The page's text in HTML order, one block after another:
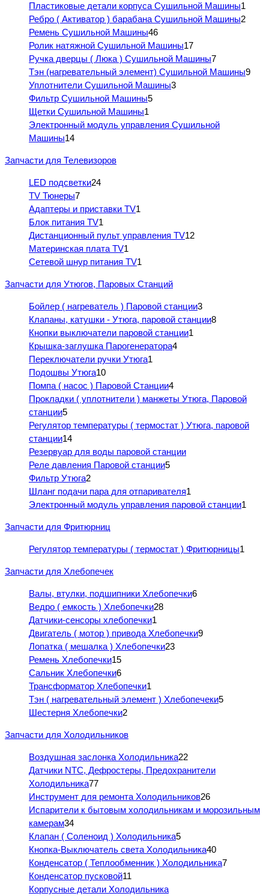
Пластиковые детали корпуса Сушильной Машины1
Ребро ( Активатор ) барабана Сушильной Машины2
Ремень Сушильной Машины46
Ролик натяжной Сушильной Машины17
Ручка дверцы ( Люка ) Сушильной Машины7
Тэн (нагревательный элемент) Сушильной Машины9
Уплотнители Сушильной Машины3
Фильтр Сушильной Машины5
Щетки Сушильной Машины1
Электронный модуль управления Сушильной
Машины14
Запчасти для Телевизоров
LED подсветки24
TV Тюнеры7
Адаптеры и приставки TV1
Блок питания TV1
Дистанционный пульт управления TV12
Материнская плата TV1
Сетевой шнур питания TV1
Запчасти для Утюгов, Паровых Станций
Бойлер ( нагреватель ) Паровой станции3
Клапаны, катушки - Утюга, паровой станции8
Кнопки выключатели паровой станции1
Крышка-заглушка Парогенератора4
Переключатели ручки Утюга1
Подошвы Утюга10
Помпа ( насос ) Паровой Станции4
Прокладки ( уплотнители ) манжеты Утюга, Паровой
станции5
Регулятор температуры ( термостат ) Утюга, паровой
станции14
Резервуар для воды паровой станции
Реле давления Паровой станции5
Фильтр Утюга2
Шланг подачи пара для отпаривателя1
Электронный модуль управления паровой станции1
Запчасти для Фритюрниц
Регулятор температуры ( термостат ) Фритюрницы1
Запчасти для Хлебопечек
Валы, втулки, подшипники Хлебопечки6
Ведро ( емкость ) Хлебопечки28
Датчики-сенсоры хлебопечки1
Двигатель ( мотор ) привода Хлебопечки9
Лопатка ( мешалка ) Хлебопечки23
Ремень Хлебопечки15
Сальник Хлебопечки6
Трансформатор Хлебопечки1
Тэн ( нагревательный элемент ) Хлебопечеки5
Шестерня Хлебопечки2
Запчасти для Холодильников
Воздушная заслонка Холодильника22
Датчики NTC, Дефростеры, Предохранители
Холодильника77
Инструмент для ремонта Холодильников26
Испарители к бытовым холодильникам и морозильным
камерам34
Клапан ( Соленоид ) Холодильника5
Кнопка-Выключатель света Холодильника40
Конденсатор ( Теплообменник ) Холодильника7
Конденсатор пусковой11
Корпусные детали Холодильника